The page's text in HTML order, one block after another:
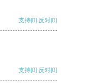
支持[0] 反对[0]
支持[0] 反对[0]